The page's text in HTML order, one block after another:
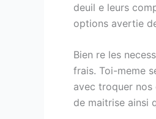
deuil e leurs
options avertie
Bien re les
frais. Toi-meme
avec troquer
de maitrise ainsi